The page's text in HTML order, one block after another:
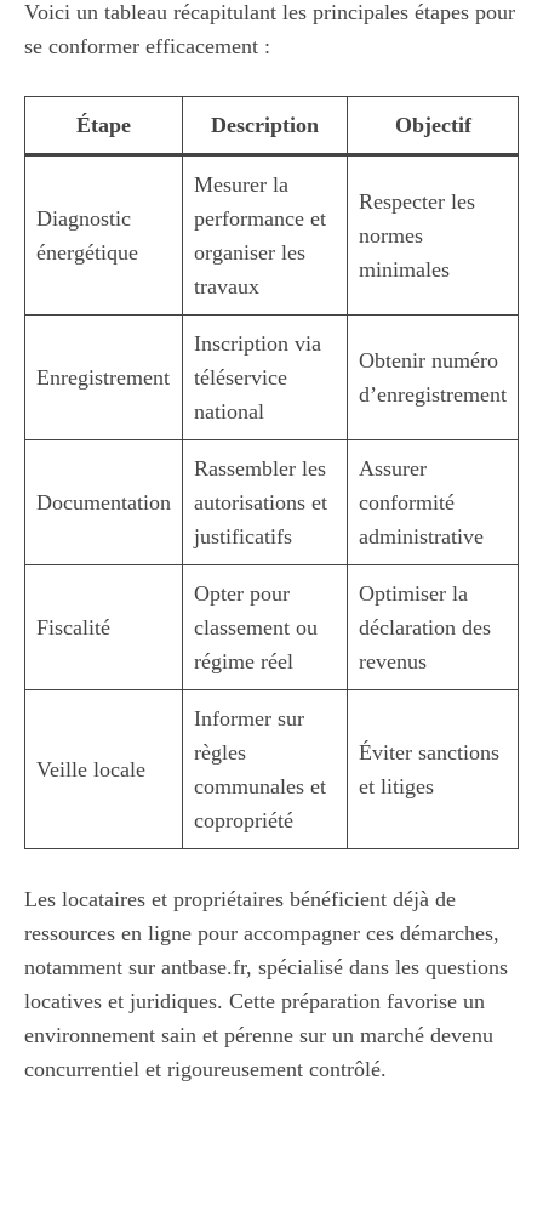
Voici un tableau récapitulant les principales étapes pour
se conformer efficacement :
Étape Description Objectif
Diagnostic
énergétique
Mesurer la
performance et
organiser les
travaux
Respecter les
normes
minimales
Enregistrement
Inscription via
téléservice
national
Obtenir numéro
d’enregistrement
Documentation
Rassembler les
autorisations et
justificatifs
Assurer
conformité
administrative
Fiscalité
Opter pour
classement ou
régime réel
Optimiser la
déclaration des
revenus
Veille locale
Informer sur
règles
communales et
copropriété
Éviter sanctions
et litiges
Les locataires et propriétaires bénéficient déjà de
ressources en ligne pour accompagner ces démarches,
notamment sur antbase.fr, spécialisé dans les questions
locatives et juridiques. Cette préparation favorise un
environnement sain et pérenne sur un marché devenu
concurrentiel et rigoureusement contrôlé.